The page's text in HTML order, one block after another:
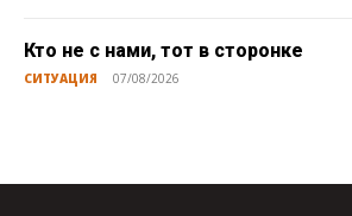
Кто не с нами, тот в сторонке
СИТУАЦИЯ 07/08/2026